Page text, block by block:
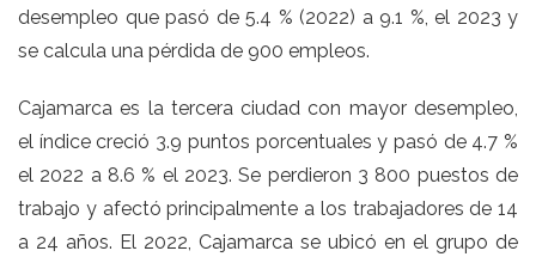
desempleo que pasó de 5.4 % (2022) a 9.1 %, el 2023 y
se calcula una pérdida de 900 empleos.
Cajamarca es la tercera ciudad con mayor desempleo,
el índice creció 3.9 puntos porcentuales y pasó de 4.7 %
el 2022 a 8.6 % el 2023. Se perdieron 3 800 puestos de
trabajo y afectó principalmente a los trabajadores de 14
a 24 años. El 2022, Cajamarca se ubicó en el grupo de